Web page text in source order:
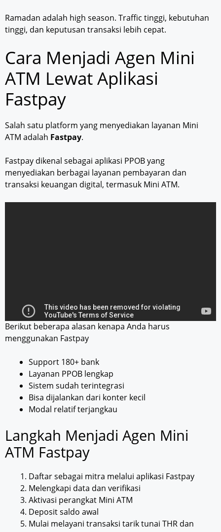
Ramadan adalah high season. Traffic tinggi, kebutuhan
tinggi, dan keputusan transaksi lebih cepat.
Cara Menjadi Agen Mini
ATM Lewat Aplikasi
Fastpay
Salah satu platform yang menyediakan layanan Mini
ATM adalah Fastpay.
Fastpay dikenal sebagai aplikasi PPOB yang
menyediakan berbagai layanan pembayaran dan
transaksi keuangan digital, termasuk Mini ATM.
Berikut beberapa alasan kenapa Anda harus
menggunakan Fastpay
Support 180+ bank
Layanan PPOB lengkap
Sistem sudah terintegrasi
Bisa dijalankan dari konter kecil
Modal relatif terjangkau
Langkah Menjadi Agen Mini
ATM Fastpay
Daftar sebagai mitra melalui aplikasi Fastpay
Melengkapi data dan verifikasi
Aktivasi perangkat Mini ATM
Deposit saldo awal
Mulai melayani transaksi tarik tunai THR dan